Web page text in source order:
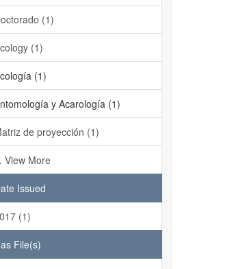
(1)
(1)
(1)
y Acarología (1)
de proyección (1)
View More
Issued
(1)
File(s)